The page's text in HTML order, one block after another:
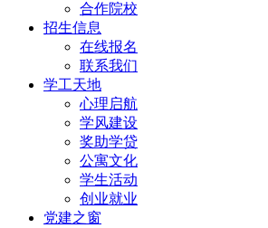
合作院校
招生信息
在线报名
联系我们
学工天地
心理启航
学风建设
奖助学贷
公寓文化
学生活动
创业就业
党建之窗